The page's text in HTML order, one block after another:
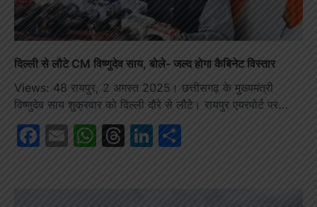
दिल्ली से लौटे CM विष्णुदेव साय, बोले- जल्द होगा कैबिनेट विस्तार
Views: 48 रायपुर, 2 अगस्त 2025। छत्तीसगढ़ के मुख्यमंत्री
विष्णुदेव साय शुक्रवार को दिल्ली दौरे से लौटे। रायपुर एयरपोर्ट पर…
Facebook
EmailWhatsApp
Threads
LinkedIn